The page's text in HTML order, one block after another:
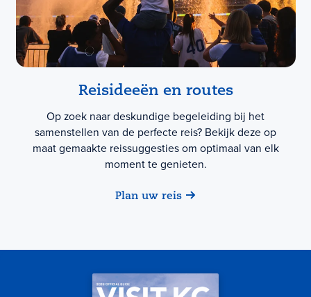
Reisideeën en routes
Op zoek naar deskundige begeleiding bij het
samenstellen van de perfecte reis? Bekijk deze op
maat gemaakte reissuggesties om optimaal van elk
moment te genieten.
Plan uw reis